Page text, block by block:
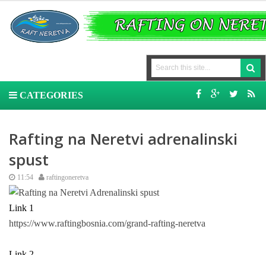
CATEGORIES
Rafting na Neretvi adrenalinski
spust
11:54 raftingoneretva
Link 1
https://www.raftingbosnia.com/grand-rafting-neretva